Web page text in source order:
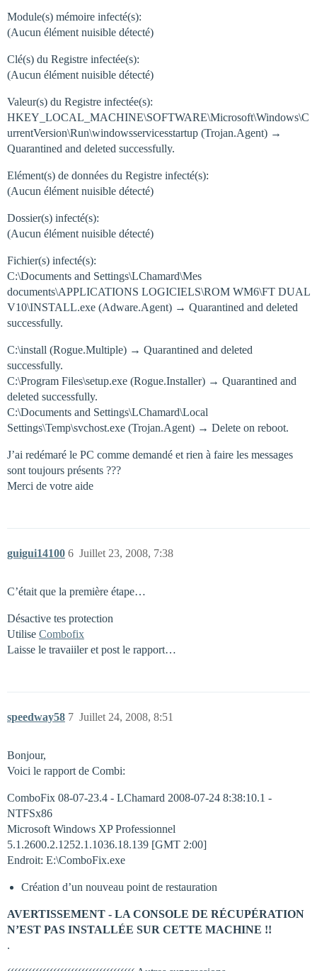
Module(s) mémoire infecté(s):
(Aucun élément nuisible détecté)
Clé(s) du Registre infectée(s):
(Aucun élément nuisible détecté)
Valeur(s) du Registre infectée(s):
HKEY_LOCAL_MACHINE\SOFTWARE\Microsoft\Windows\C
urrentVersion\Run\windowsservicesstartup (Trojan.Agent) →
Quarantined and deleted successfully.
Elément(s) de données du Registre infecté(s):
(Aucun élément nuisible détecté)
Dossier(s) infecté(s):
(Aucun élément nuisible détecté)
Fichier(s) infecté(s):
C:\Documents and Settings\LChamard\Mes
documents\APPLICATIONS LOGICIELS\ROM WM6\FT DUAL
V10\INSTALL.exe (Adware.Agent) → Quarantined and deleted
successfully.
C:\install (Rogue.Multiple) → Quarantined and deleted
successfully.
C:\Program Files\setup.exe (Rogue.Installer) → Quarantined and
deleted successfully.
C:\Documents and Settings\LChamard\Local
Settings\Temp\svchost.exe (Trojan.Agent) → Delete on reboot.
J’ai redémaré le PC comme demandé et rien à faire les messages
sont toujours présents ???
Merci de votre aide
guigui14100 Juillet 23, 2008, 7:38
6
C’était que la première étape…
Désactive tes protection
Utilise Combofix
Laisse le travaiiler et post le rapport…
speedway58 Juillet 24, 2008, 8:51
7
Bonjour,
Voici le rapport de Combi:
ComboFix 08-07-23.4 - LChamard 2008-07-24 8:38:10.1 -
NTFSx86
Microsoft Windows XP Professionnel
5.1.2600.2.1252.1.1036.18.139 [GMT 2:00]
Endroit: E:\ComboFix.exe
Création d’un nouveau point de restauration
AVERTISSEMENT - LA CONSOLE DE RÉCUPÉRATION
N’EST PAS INSTALLÉE SUR CETTE MACHINE !!
.